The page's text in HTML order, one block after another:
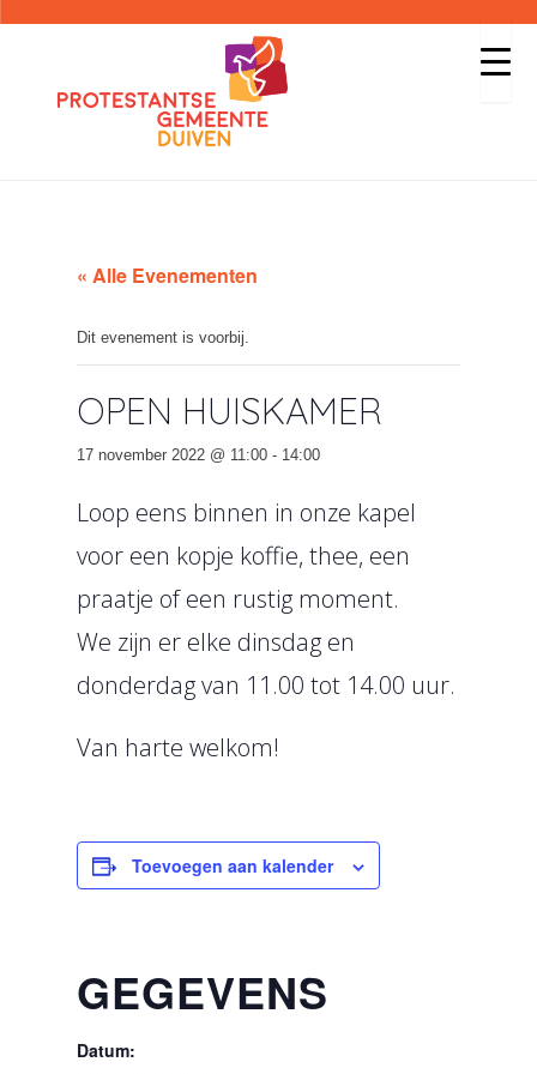
« Alle Evenementen
Dit evenement is voorbij.
OPEN HUISKAMER
17 november 2022 @ 11:00 - 14:00
Loop eens binnen in onze kapel
voor een kopje koffie, thee, een
praatje of een rustig moment.
We zijn er elke dinsdag en
donderdag van 11.00 tot 14.00 uur.
Van harte welkom!
Toevoegen aan kalender
GEGEVENS
Datum: